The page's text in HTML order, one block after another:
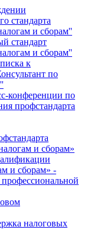
стандарта
и сборам''
стандарт
и сборам''
к
по
конференции по
профстандарта
и сборам»
и сборам» -
налоговых